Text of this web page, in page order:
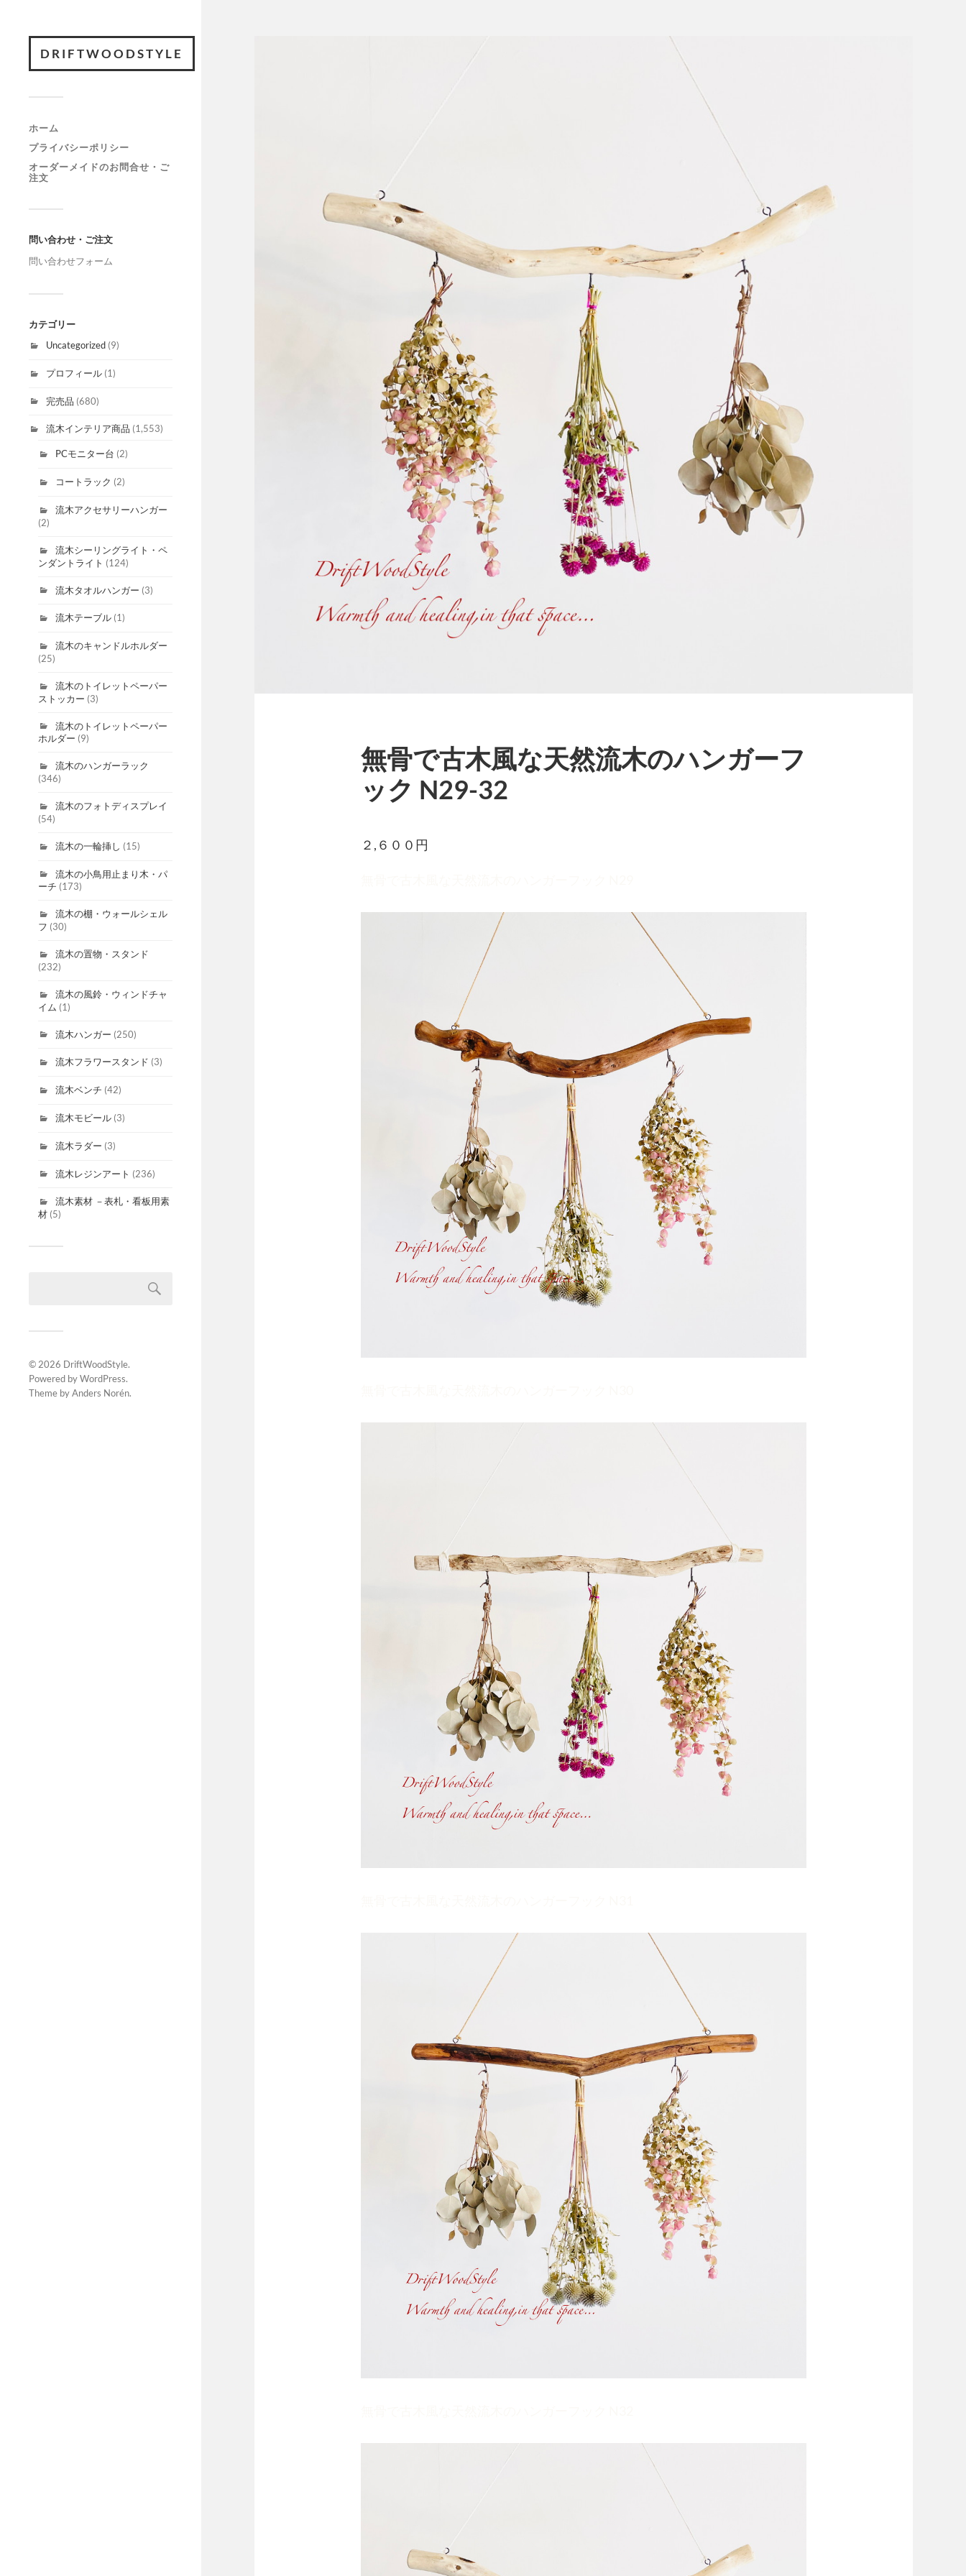
DRIFTWOODSTYLE
ホーム
プライバシーポリシー
オーダーメイドのお問合せ・ご
注文
問い合わせ・ご注文
問い合わせフォーム
カテゴリー
Uncategorized (9)
プロフィール (1)
完売品 (680)
流木インテリア商品 (1,553)
PCモニター台 (2)
コートラック (2)
流木アクセサリーハンガー
(2)
流木シーリングライト・ペ
ンダントライト (124)
流木タオルハンガー (3)
流木テーブル(1)
流木のキャンドルホルダー
(25)
流木のトイレットペーパー
ストッカー (3)
流木のトイレットペーパー
ホルダー (9)
流木のハンガーラック
(346)
流木のフォトディスプレイ
(54)
流木の一輪挿し (15)
流木の小鳥用止まり木・パ
ーチ (173)
流木の棚・ウォールシェル
フ (30)
流木の置物・スタンド
(232)
流木の風鈴・ウィンドチャ
イム (1)
流木ハンガー (250)
流木フラワースタンド (3)
流木ベンチ (42)
流木モビール(3)
流木ラダー (3)
流木レジンアート (236)
流木素材 －表札・看板用素
材(5)
© 2026 DriftWoodStyle.
Powered byWordPress.
Theme byAnders Norén.
無骨で古木風な天然流木のハンガーフ
ック N29-32
２,６００円